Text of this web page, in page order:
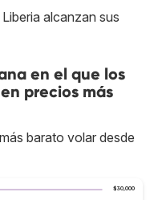
alcanzan sus
en el que los
precios más
barato volar desde
$30,000